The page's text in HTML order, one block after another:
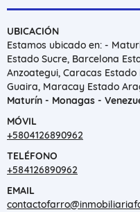
UBICACIÓN
Estamos ubicado en: -
Estado Sucre, Barcelona
Anzoategui, Caracas
Guaira, Maracay Estado
Maturín - Monagas -
MÓVIL
+5804126890962
TELÉFONO
+584126890962
EMAIL